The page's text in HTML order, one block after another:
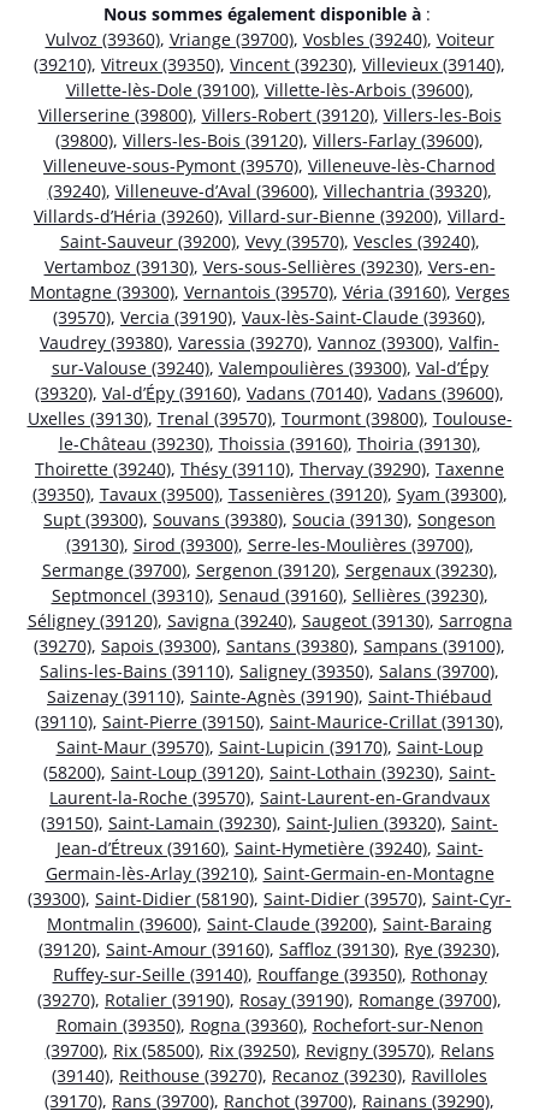
Nous sommes également disponible à :
Vulvoz (39360), Vriange (39700), Vosbles (39240), Voiteur
(39210), Vitreux (39350), Vincent (39230), Villevieux (39140),
Villette-lès-Dole (39100), Villette-lès-Arbois (39600),
Villerserine (39800), Villers-Robert (39120), Villers-les-Bois
(39800), Villers-les-Bois (39120), Villers-Farlay (39600),
Villeneuve-sous-Pymont (39570), Villeneuve-lès-Charnod
(39240), Villeneuve-d’Aval (39600), Villechantria (39320),
Villards-d’Héria (39260), Villard-sur-Bienne (39200), Villard-
Saint-Sauveur (39200), Vevy (39570), Vescles (39240),
Vertamboz (39130), Vers-sous-Sellières (39230), Vers-en-
Montagne (39300), Vernantois (39570), Véria (39160), Verges
(39570), Vercia (39190), Vaux-lès-Saint-Claude (39360),
Vaudrey (39380), Varessia (39270), Vannoz (39300), Valfin-
sur-Valouse (39240), Valempoulières (39300), Val-d’Épy
(39320), Val-d’Épy (39160), Vadans (70140), Vadans (39600),
Uxelles (39130), Trenal (39570), Tourmont (39800), Toulouse-
le-Château (39230), Thoissia (39160), Thoiria (39130),
Thoirette (39240), Thésy (39110), Thervay (39290), Taxenne
(39350), Tavaux (39500), Tassenières (39120), Syam (39300),
Supt (39300), Souvans (39380), Soucia (39130), Songeson
(39130), Sirod (39300), Serre-les-Moulières (39700),
Sermange (39700), Sergenon (39120), Sergenaux (39230),
Septmoncel (39310), Senaud (39160), Sellières (39230),
Séligney (39120), Savigna (39240), Saugeot (39130), Sarrogna
(39270), Sapois (39300), Santans (39380), Sampans (39100),
Salins-les-Bains (39110), Saligney (39350), Salans (39700),
Saizenay (39110), Sainte-Agnès (39190), Saint-Thiébaud
(39110), Saint-Pierre (39150), Saint-Maurice-Crillat (39130),
Saint-Maur (39570), Saint-Lupicin (39170), Saint-Loup
(58200), Saint-Loup (39120), Saint-Lothain (39230), Saint-
Laurent-la-Roche (39570), Saint-Laurent-en-Grandvaux
(39150), Saint-Lamain (39230), Saint-Julien (39320), Saint-
Jean-d’Étreux (39160), Saint-Hymetière (39240), Saint-
Germain-lès-Arlay (39210), Saint-Germain-en-Montagne
(39300), Saint-Didier (58190), Saint-Didier (39570), Saint-Cyr-
Montmalin (39600), Saint-Claude (39200), Saint-Baraing
(39120), Saint-Amour (39160), Saffloz (39130), Rye (39230),
Ruffey-sur-Seille (39140), Rouffange (39350), Rothonay
(39270), Rotalier (39190), Rosay (39190), Romange (39700),
Romain (39350), Rogna (39360), Rochefort-sur-Nenon
(39700), Rix (58500), Rix (39250), Revigny (39570), Relans
(39140), Reithouse (39270), Recanoz (39230), Ravilloles
(39170), Rans (39700), Ranchot (39700), Rainans (39290),